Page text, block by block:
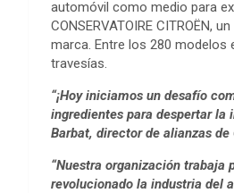
automóvil como medio para
CONSERVATOIRE
marca. Entre los 280 modelos
travesías.
“¡Hoy iniciamos un desafío
ingredientes para despertar la
Barbat, director de alianzas de
“Nuestra organización trabaja
revolucionado la industria del